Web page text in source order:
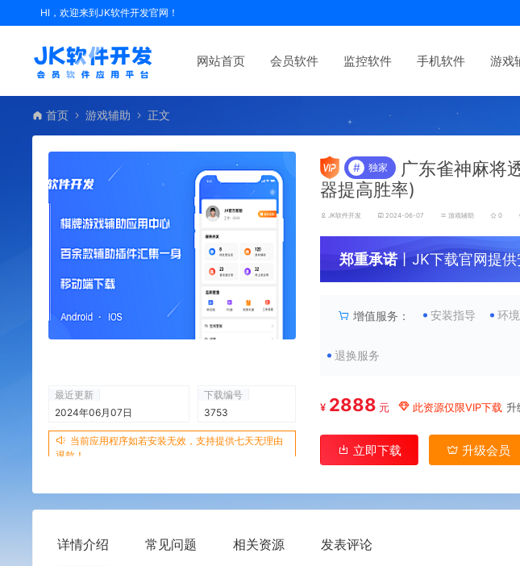
HI，欢迎来到JK软件开发官网！
网站首页 会员软件 监控软件 手机软件 游戏
首页 游戏辅助 正文
最近更新
2024年06月07日
下载编号
3753
当前应用程序如若安装无效，支持提供七天无理由
退款！
# 独家
广东雀神麻将
器提高胜率)
JK软件开发 2024-06-07 游戏辅助 0
郑重承诺丨JK下载官网提
增值服务： 安装指导 环
退换服务
¥ 2888 元 此资源仅限VIP下载 升
立即下载 升级会员
详情介绍 常见问题 相关资源 发表评论